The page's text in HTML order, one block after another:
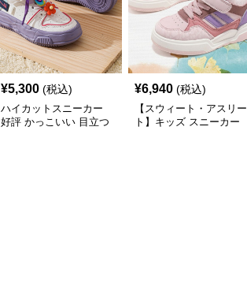
¥5,300 (税込)
ハイカットスニーカー
好評 かっこいい 目立つ
¥6,940 (税込)
【スウィート・アスリー
ト】キッズ スニーカー